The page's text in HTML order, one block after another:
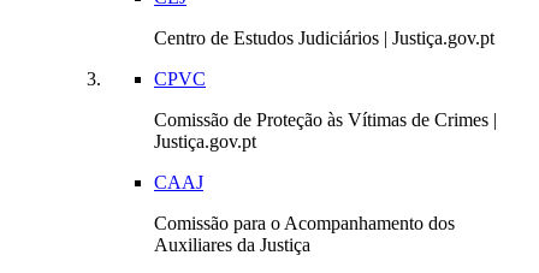
Centro de Estudos Judiciários | Justiça.gov.pt
CPVC
Comissão de Proteção às Vítimas de Crimes |
Justiça.gov.pt
CAAJ
Comissão para o Acompanhamento dos
Auxiliares da Justiça